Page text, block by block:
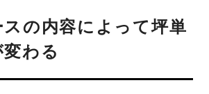
の内容によって坪単
わる